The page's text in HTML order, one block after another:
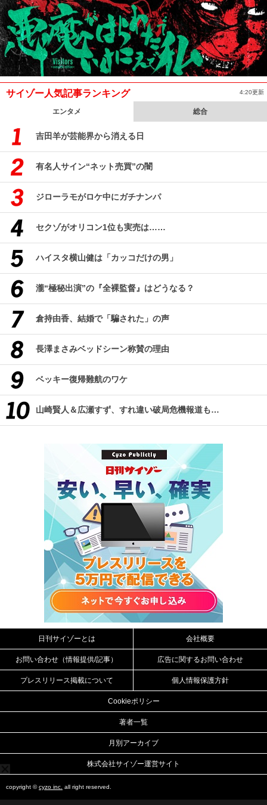
サイゾー人気記事ランキング 4:20更新
エンタメ 総合
吉田羊が芸能界から消える日
有名人サイン“ネット売買”の闇
ジローラモがロケ中にガチナンパ
セクゾがオリコン1位も実売は……
ハイスタ横山健は「カッコだけの男」
瀧“極秘出演”の『全裸監督』はどうなる？
倉持由香、結婚で「騙された」の声
長澤まさみベッドシーン称賛の理由
ベッキー復帰難航のワケ
山崎賢人＆広瀬すず、すれ違い破局危機報道も…
日刊サイゾーとは 会社概要
お問い合わせ（情報提供/記事） 広告に関するお問い合わせ
プレスリリース掲載について 個人情報保護方針
Cookieポリシー
著者一覧
月別アーカイブ
株式会社サイゾー運営サイト
copyright ©cyzo inc. all right reserved.